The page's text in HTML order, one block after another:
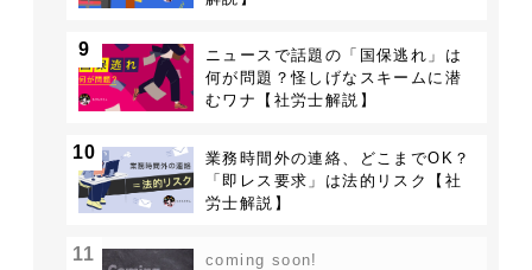
9
ニュースで話題の「国保逃れ」は
何が問題？怪しげなスキームに潜
むワナ【社労士解説】
10
業務時間外の連絡、どこまでOK？
「即レス要求」は法的リスク【社
労士解説】
11 coming soon!